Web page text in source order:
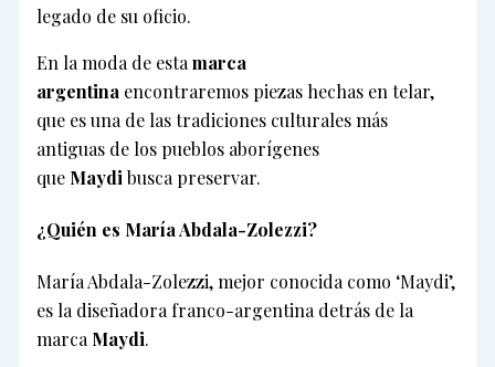
legado de su oficio.
En la moda de esta marca
argentina encontraremos piezas hechas en telar,
que es una de las tradiciones culturales más
antiguas de los pueblos aborígenes
que Maydi busca preservar.
¿Quién es María Abdala-Zolezzi?
María Abdala-Zolezzi, mejor conocida como ‘Maydi’,
es la diseñadora franco-argentina detrás de la
marca Maydi.